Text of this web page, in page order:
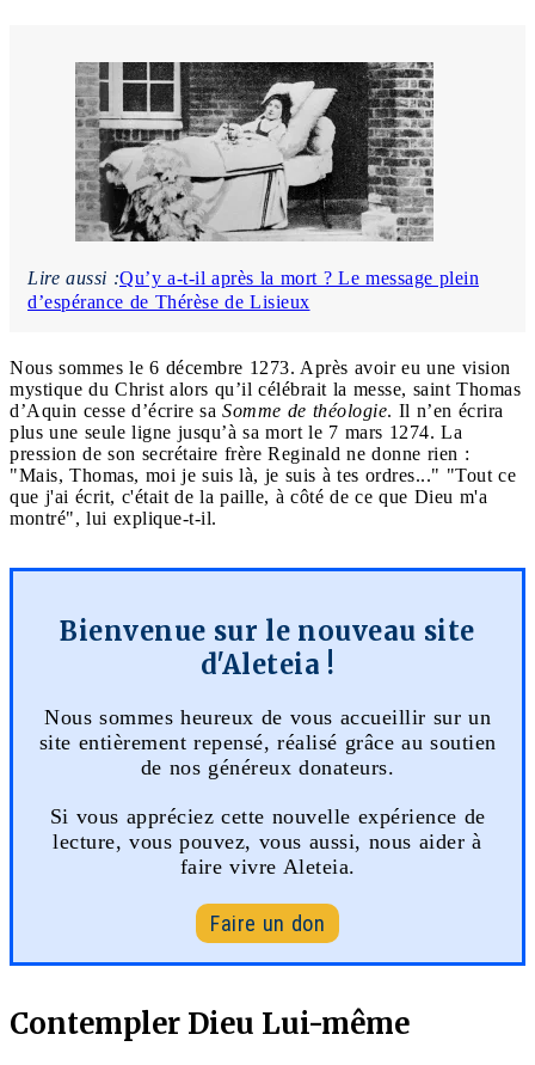
Lire aussi :Qu’y a-t-il après la mort ? Le message plein
d’espérance de Thérèse de Lisieux
Nous sommes le 6 décembre 1273. Après avoir eu une vision
mystique du Christ alors qu’il célébrait la messe, saint Thomas
d’Aquin cesse d’écrire sa Somme de théologie. Il n’en écrira
plus une seule ligne jusqu’à sa mort le 7 mars 1274. La
pression de son secrétaire frère Reginald ne donne rien :
"Mais, Thomas, moi je suis là, je suis à tes ordres..." "Tout ce
que j'ai écrit, c'était de la paille, à côté de ce que Dieu m'a
montré", lui explique-t-il.
Bienvenue sur le nouveau site
d'Aleteia !
Nous sommes heureux de vous accueillir sur un
site entièrement repensé, réalisé grâce au soutien
de nos généreux donateurs.
Si vous appréciez cette nouvelle expérience de
lecture, vous pouvez, vous aussi, nous aider à
faire vivre Aleteia.
Faire un don
Contempler Dieu Lui-même